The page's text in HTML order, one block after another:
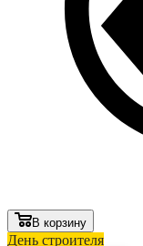
В корзину
День строителя